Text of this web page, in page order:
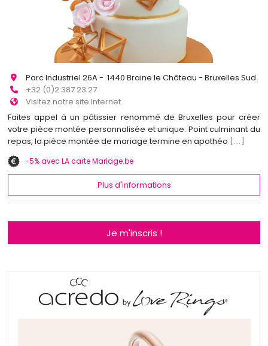
Parc Industriel 26A - 1440 Braine le Château - Bruxelles Sud
+32 (0)2 387 23 27
Visitez notre site Internet
Faites appel à un pâtissier renommé de Bruxelles pour créer
votre pièce montée personnalisée et unique. Point culminant du
repas, la pièce montée de mariage termine en apothéo
[...]
-5% avec LA carte Mariage.be
Plus d'informations
Je m'inscris !